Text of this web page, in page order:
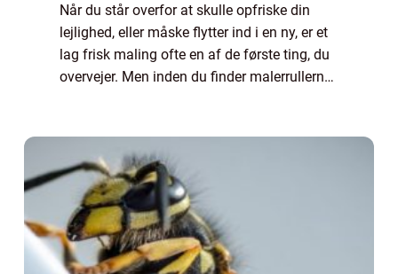
Når du står overfor at skulle opfriske din
lejlighed, eller måske flytter ind i en ny, er et
lag frisk maling ofte en af de første ting, du
overvejer. Men inden du finder malerrullerne